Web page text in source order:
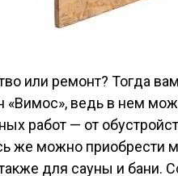
или ремонт? Тогда
«Вимос», ведь в нем
работ — от
же можно приобрести
для сауны и бани.